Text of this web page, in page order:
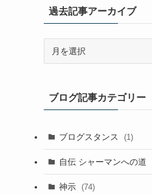
過去記事アーカイブ
ア
ー
イ
ブ
ブログ記事カテゴリー
ブログスタンス (1)
自伝 シャーマンへの道
神示 (74)